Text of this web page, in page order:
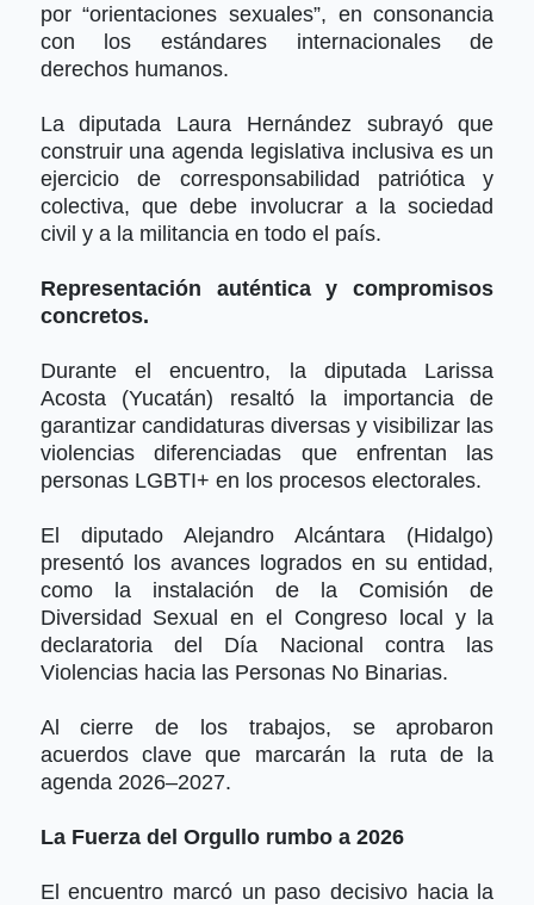
por “orientaciones sexuales”, en consonancia
con los estándares internacionales de
derechos humanos.
La diputada Laura Hernández subrayó que
construir una agenda legislativa inclusiva es un
ejercicio de corresponsabilidad patriótica y
colectiva, que debe involucrar a la sociedad
civil y a la militancia en todo el país.
Representación auténtica y compromisos
concretos.
Durante el encuentro, la diputada Larissa
Acosta (Yucatán) resaltó la importancia de
garantizar candidaturas diversas y visibilizar las
violencias diferenciadas que enfrentan las
personas LGBTI+ en los procesos electorales.
El diputado Alejandro Alcántara (Hidalgo)
presentó los avances logrados en su entidad,
como la instalación de la Comisión de
Diversidad Sexual en el Congreso local y la
declaratoria del Día Nacional contra las
Violencias hacia las Personas No Binarias.
Al cierre de los trabajos, se aprobaron
acuerdos clave que marcarán la ruta de la
agenda 2026–2027.
La Fuerza del Orgullo rumbo a 2026
El encuentro marcó un paso decisivo hacia la